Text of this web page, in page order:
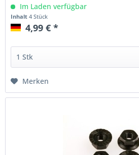
Im Laden verfügbar
Inhalt4 Stück
4,99 € *
Merken